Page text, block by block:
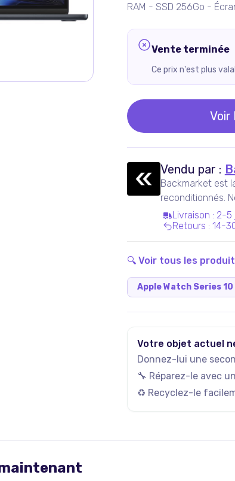
RAM - SSD 256Go -
Vente terminée
Ce prix n'est plus
Voir
Vendu par :
Backmarket est
reconditionnés.
ressuscités
Livraison : 2-5
Retours : 14-
🔍 Voir tous les
Apple Watch Series
Votre objet actuel
Donnez-lui une
🔧 Réparez-le avec
♻️ Recyclez-le